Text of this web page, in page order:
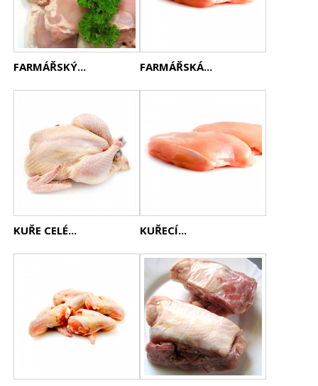
FARMÁŘSKÝ... FARMÁŘSKÁ...
KUŘE CELÉ... KUŘECÍ...